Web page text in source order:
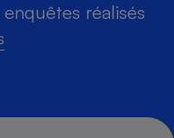
réalisés